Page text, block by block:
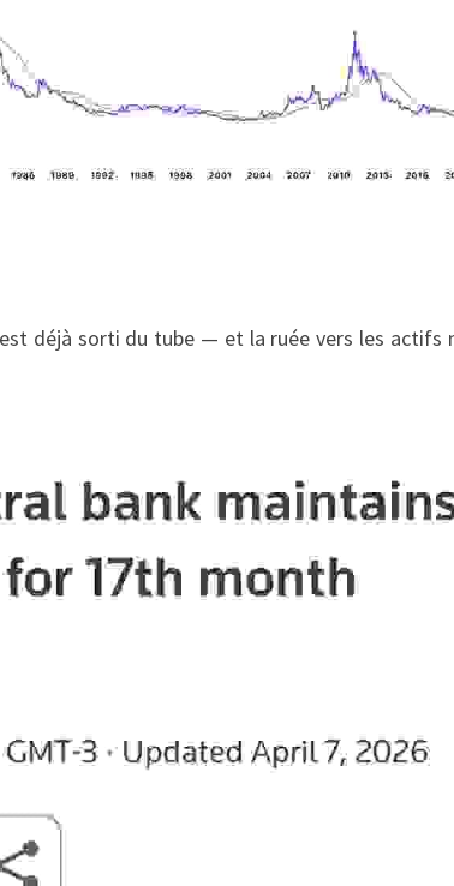
déjà sorti du tube — et la ruée vers les actifs